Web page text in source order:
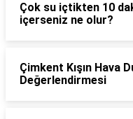
Çok su içtikten 10
içerseniz ne olur?
Çimkent Kışın Hava
Değerlendirmesi